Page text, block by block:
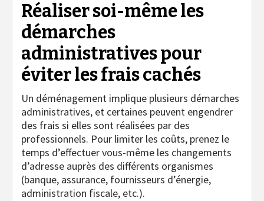
Réaliser soi-même les
démarches
administratives pour
éviter les frais cachés
Un déménagement implique plusieurs démarches
administratives, et certaines peuvent engendrer
des frais si elles sont réalisées par des
professionnels. Pour limiter les coûts, prenez le
temps d’effectuer vous-même les changements
d’adresse auprès des différents organismes
(banque, assurance, fournisseurs d’énergie,
administration fiscale, etc.).